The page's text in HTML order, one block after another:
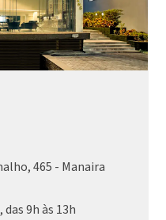
465 - Manaira
das 9h às 13h